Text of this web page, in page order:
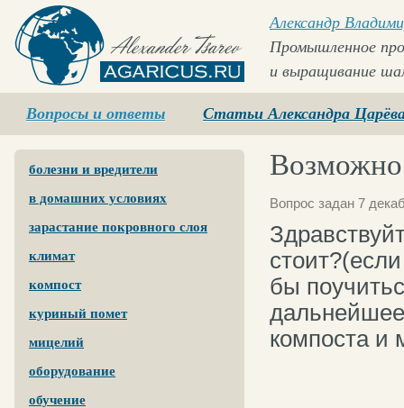
Agaricus.ru
Александр
Промышленное
и выращивание
Вопросы и ответы Статьи Александра
болезни и вредители
в домашних условиях
зарастание покровного слоя
климат
компост
куриный помет
мицелий
оборудование
обучение
Возможно
Вопрос задан 7
бы
компоста и